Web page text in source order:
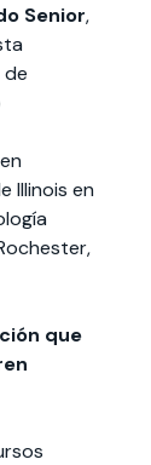
Senior,
de
Illinois en
que